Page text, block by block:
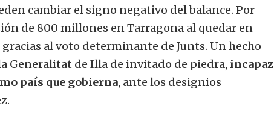
cambiar el signo negativo del balance. Por
de 800 millones en Tarragona al quedar en
al voto determinante de Junts. Un hecho
Generalitat de Illa de invitado de piedra, incapaz
país que gobierna, ante los designios